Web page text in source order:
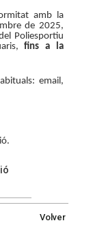
amb la
de 2025,
Poliesportiu
fins a la
email,
Volver